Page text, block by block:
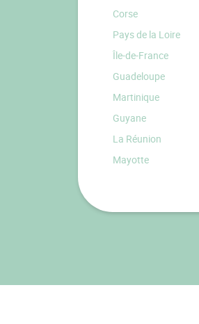
Corse
Pays de la Loire
Île-de-France
Guadeloupe
Martinique
Guyane
La Réunion
Mayotte